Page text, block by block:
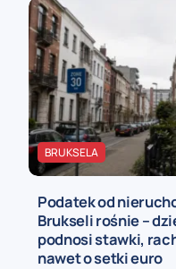
BRUKSELA
Podatek od
Brukseli rośnie –
podnosi stawki,
nawet o setki euro